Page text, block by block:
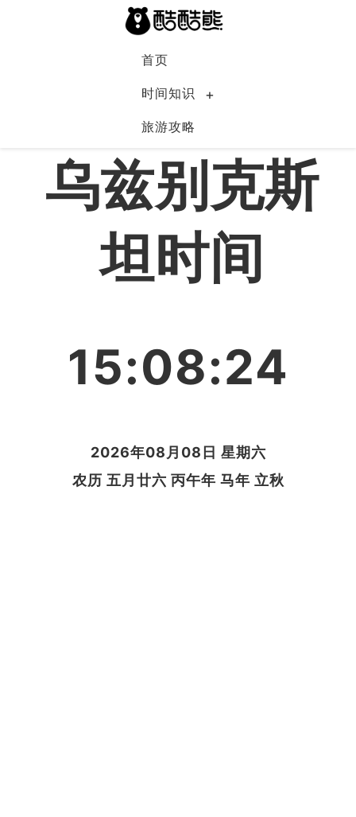
首页
时间知识
旅游攻略
乌兹别克斯坦
乌兹别克斯
坦时间
15:08:24
2026年08月08日 星期六
农历 五月廿六 丙午年 马年 立秋